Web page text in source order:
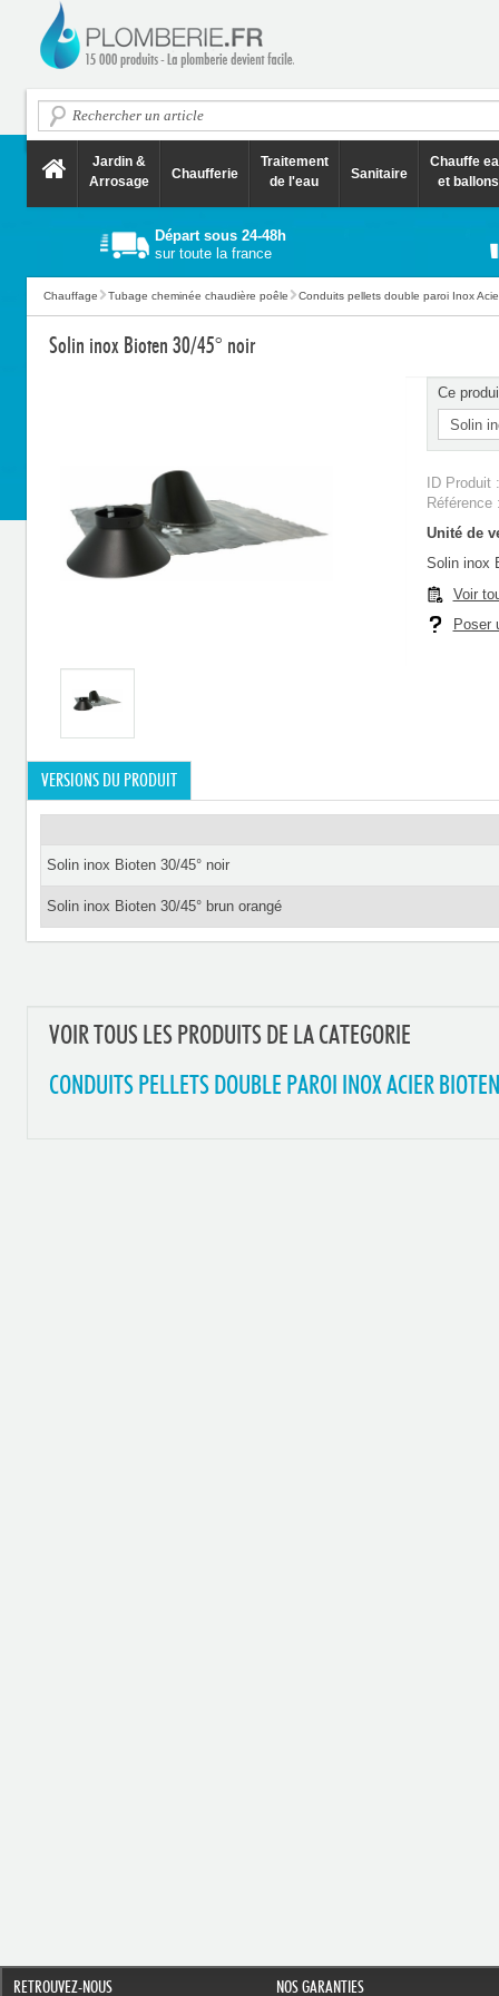
Jardin &
Arrosage
Chaufferie
Traitement
de l'eau
Sanitaire
Chauffe
et ballons
Départ sous 24-48h
sur toute la france
Chauffage Tubage cheminée chaudière poêle Conduits pellets double paroi Inox
Solin inox Bioten 30/45° noir
Ce
ID Produit
Unité de
Solin inox
Voir
Poser
VERSIONS DU PRODUIT
Solin inox Bioten 30/45° noir
Solin inox Bioten 30/45° brun orangé
VOIR TOUS LES PRODUITS DE LA CATEGORIE
CONDUITS PELLETS DOUBLE PAROI INOX ACIER BIOTEN
RETROUVEZ-NOUS NOS GARANTIES